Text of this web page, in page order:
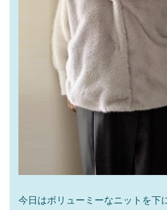
今日はボリューミーなニットを下